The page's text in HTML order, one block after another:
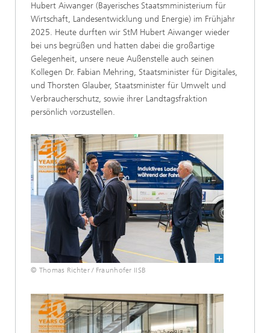
Hubert Aiwanger (Bayerisches Staatsmministerium für
Wirtschaft, Landesentwicklung und Energie) im Frühjahr
2025. Heute durften wir StM Hubert Aiwanger wieder
bei uns begrüßen und hatten dabei die großartige
Gelegenheit, unsere neue Außenstelle auch seinen
Kollegen Dr. Fabian Mehring, Staatsminister für Digitales,
und Thorsten Glauber, Staatsminister für Umwelt und
Verbraucherschutz, sowie ihrer Landtagsfraktion
persönlich vorzustellen.
© Thomas Richter / Fraunhofer IISB